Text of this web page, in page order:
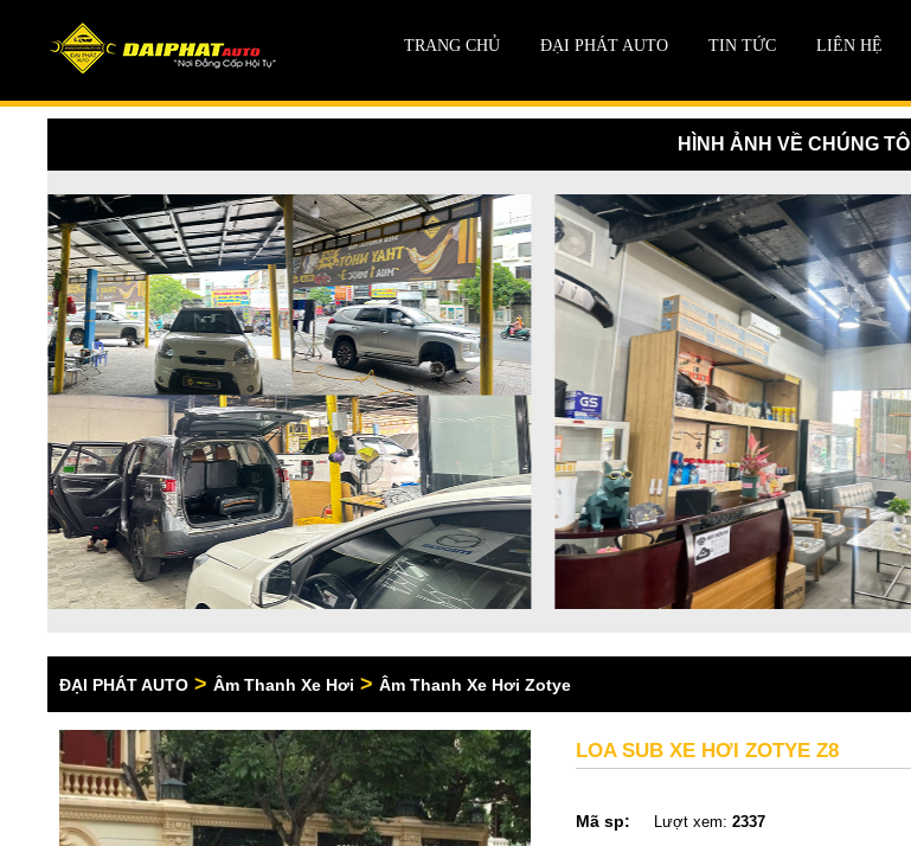
TRANG CHỦ ĐẠI PHÁT AUTO TIN TỨC LIÊN HỆ
HÌNH ẢNH VỀ CHÚNG TÔI
ĐẠI PHÁT AUTO > Âm Thanh Xe Hơi > Âm Thanh Xe Hơi Zotye
LOA SUB XE HƠI ZOTYE Z8
Mã sp: Lượt xem: 2337